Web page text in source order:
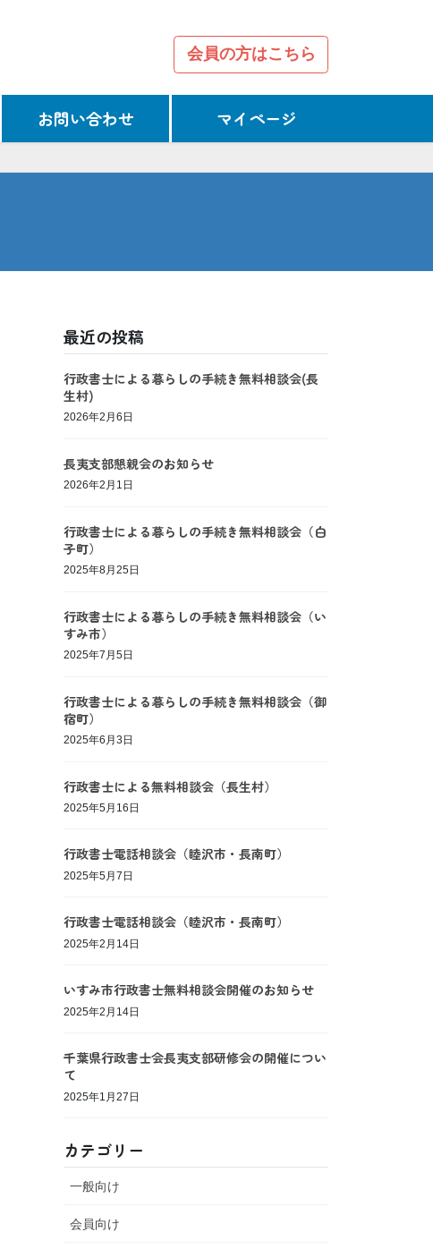
会員の方はこちら
お問い合わせ マイページ
最近の投稿
行政書士による暮らしの手続き無料相談会(長
生村)
2026年2月6日
長夷支部懇親会のお知らせ
2026年2月1日
行政書士による暮らしの手続き無料相談会（白
子町）
2025年8月25日
行政書士による暮らしの手続き無料相談会（い
すみ市）
2025年7月5日
行政書士による暮らしの手続き無料相談会（御
宿町）
2025年6月3日
行政書士による無料相談会（長生村）
2025年5月16日
行政書士電話相談会（睦沢市・長南町）
2025年5月7日
行政書士電話相談会（睦沢市・長南町）
2025年2月14日
いすみ市行政書士無料相談会開催のお知らせ
2025年2月14日
千葉県行政書士会長夷支部研修会の開催につい
て
2025年1月27日
カテゴリー
一般向け
会員向け